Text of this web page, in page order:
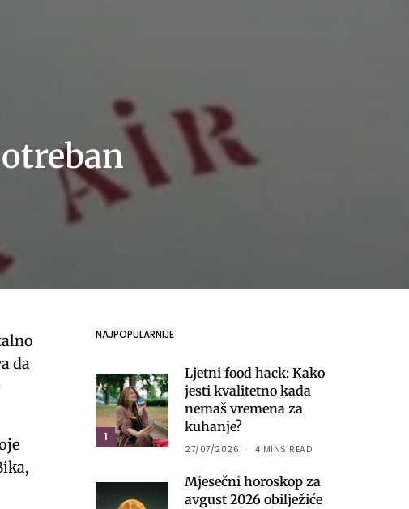
da
NAJPOPULARNIJE
1
Ljetni food hack: Kako
jesti kvalitetno kada
nemaš vremena za
kuhanje?
27/07/2026 4 MINS READ
Mjesečni horoskop za
avgust 2026 obilježiće